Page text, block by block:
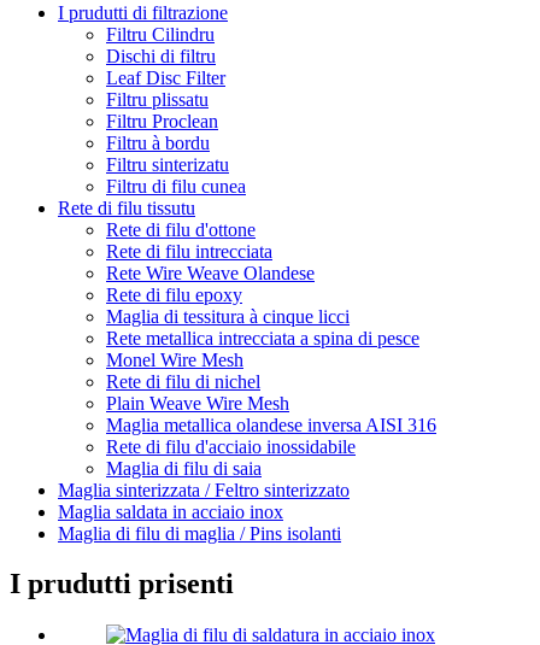
I prudutti di filtrazione
Filtru Cilindru
Dischi di filtru
Leaf Disc Filter
Filtru plissatu
Filtru Proclean
Filtru à bordu
Filtru sinterizatu
Filtru di filu cunea
Rete di filu tissutu
Rete di filu d'ottone
Rete di filu intrecciata
Rete Wire Weave Olandese
Rete di filu epoxy
Maglia di tessitura à cinque licci
Rete metallica intrecciata a spina di pesce
Monel Wire Mesh
Rete di filu di nichel
Plain Weave Wire Mesh
Maglia metallica olandese inversa AISI 316
Rete di filu d'acciaio inossidabile
Maglia di filu di saia
Maglia sinterizzata / Feltro sinterizzato
Maglia saldata in acciaio inox
Maglia di filu di maglia / Pins isolanti
I prudutti prisenti